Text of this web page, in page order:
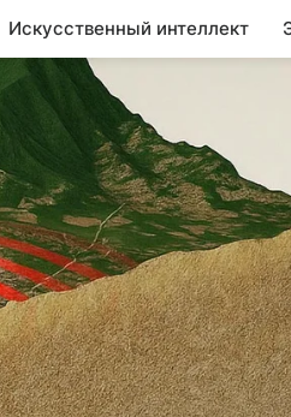
Искусственный интеллект